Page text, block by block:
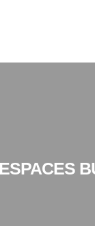
ESPACES